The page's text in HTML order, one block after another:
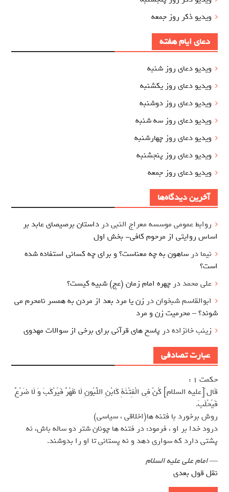
ویدیو ذکر روز جمعه
دعای ایام هفته
ویدیو دعای روز شنبه
ویدیو دعای روز یکشنبه
ویدیو دعای روز دوشنبه
ویدیو دعای روز سه شنبه
ویدیو دعای روز چهارشنبه
ویدیو دعای روز پنجشنبه
ویدیو دعای روز جمعه
آخرین دیدگاه‌ها
روابط عمومی موسسه معراج النبیدر داستان برصیصای عابد بر
اساس روایتی از مرحوم کافی- بخش اول
نیما در ساهون به چه معناست؟ و برای چه کسانی استفاده شده
است؟
علی محمددر چهره امام زمان (عج) شبیه کیست؟
ابوالقاسم شبخواندر زن یا مرد بعد از مردن به همسر نامحرم می
شوند؟ – محرمیت زن و مرد
زینب خانزادهدر پاسخ های قرآنی برای برخی از سوالات مهدوی
عبارت تصادفی
حکمت 1 :
قَال َ[عليه السلام] كُنْ فِى الْفِتْنَةِ كَابْنِ اللَّبُونِ لَا ظَهْرٌ فَيُرْكَبَ وَ لَا ضَرْعٌ
فَيُحْلَبَ.
روش برخورد با فتنه ها(اخلاقى ، سياسى)
درود خدا بر او ، فرمود: در فتنه ها چونان شتر دو ساله باش، نه
پشتى دارد كه سوارى دهد و نه پستانى تا او را بدوشند.
—امام علی علیه السلام
نقل قول بعدی